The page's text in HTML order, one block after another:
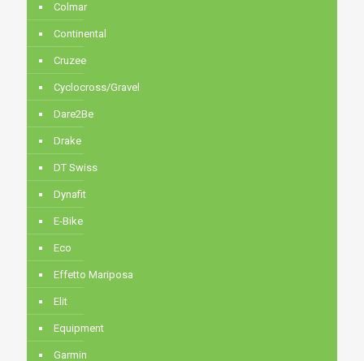
Colmar
Continental
Cruzee
Cyclocross/Gravel
Dare2Be
Drake
DT Swiss
Dynafit
E-Bike
Eco
Effetto Mariposa
Elit
Equipment
Garmin